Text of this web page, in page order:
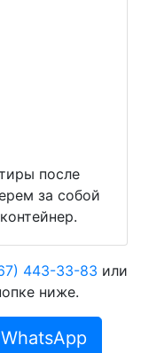
после
за собой
443-33-83 или
ниже.